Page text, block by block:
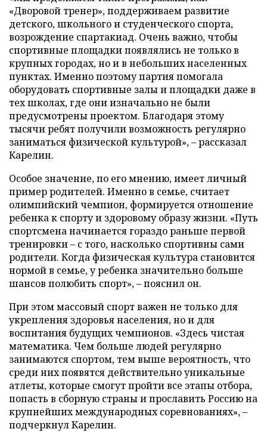
«Дворовой тренер», поддерживаем развитие
детского, школьного и студенческого спорта,
возрождение спартакиад. Очень важно, чтобы
спортивные площадки появлялись не только в
крупных городах, но и в небольших населенных
пунктах. Именно поэтому партия помогала
оборудовать спортивные залы и площадки даже в
тех школах, где они изначально не были
предусмотрены проектом. Благодаря этому
тысячи ребят получили возможность регулярно
заниматься физической культурой», – рассказал
Карелин.
Особое значение, по его мнению, имеет личный
пример родителей. Именно в семье, считает
олимпийский чемпион, формируется отношение
ребенка к спорту и здоровому образу жизни. «Путь
спортсмена начинается гораздо раньше первой
тренировки – с того, насколько спортивны сами
родители. Когда физическая культура становится
нормой в семье, у ребенка значительно больше
шансов полюбить спорт», – пояснил он.
При этом массовый спорт важен не только для
укрепления здоровья населения, но и для
воспитания будущих чемпионов. «Здесь чистая
математика. Чем больше людей регулярно
занимаются спортом, тем выше вероятность, что
среди них появятся действительно уникальные
атлеты, которые смогут пройти все этапы отбора,
попасть в сборную страны и прославить Россию на
крупнейших международных соревнованиях», –
подчеркнул Карелин.